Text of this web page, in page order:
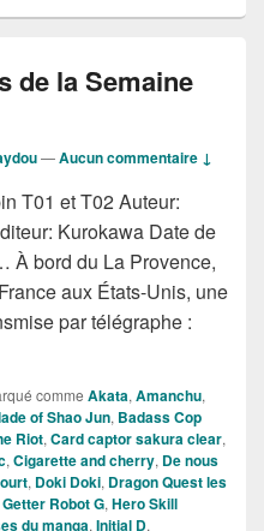
de la Semaine
—Aucun commentaire ↓
T01 et T02 Auteur:
Kurokawa Date de
À bord du La Provence,
aux États-Unis, une
par télégraphe :
Mangas de la Semaine
comme Akata, Amanchu,
of Shao Jun, Badass Cop
Riot, Card captor sakura clear,
, Cigarette and cherry, De nous
, Doki Doki, Dragon Quest les
Getter Robot G, Hero Skill
du manga, Initial D,